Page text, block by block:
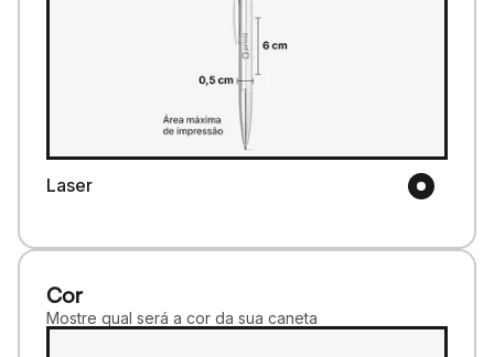
Laser
Cor
Mostre qual será a cor da sua caneta